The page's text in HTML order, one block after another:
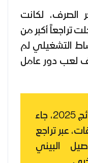
الصرف، لكانت
تراجعاً أكبر من
التشغيلي لم
لعب دور عامل
التحول الأهم في نتائج 2025، جاء
عبر تراجع
البيني